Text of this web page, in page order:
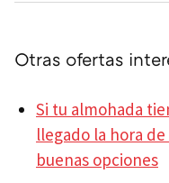
Otras ofertas
Si tu almohada
llegado la hora
buenas opciones